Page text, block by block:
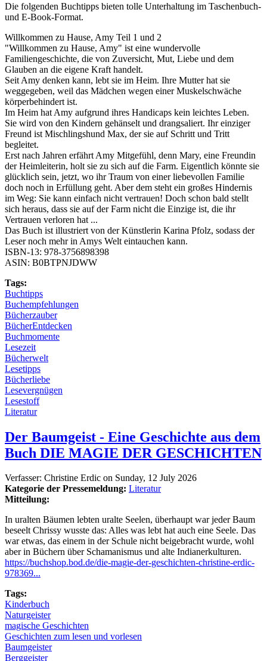
Die folgenden Buchtipps bieten tolle Unterhaltung im Taschenbuch-
und E-Book-Format.
Willkommen zu Hause, Amy Teil 1 und 2
"Willkommen zu Hause, Amy" ist eine wundervolle
Familiengeschichte, die von Zuversicht, Mut, Liebe und dem
Glauben an die eigene Kraft handelt.
Seit Amy denken kann, lebt sie im Heim. Ihre Mutter hat sie
weggegeben, weil das Mädchen wegen einer Muskelschwäche
körperbehindert ist.
Im Heim hat Amy aufgrund ihres Handicaps kein leichtes Leben.
Sie wird von den Kindern gehänselt und drangsaliert. Ihr einziger
Freund ist Mischlingshund Max, der sie auf Schritt und Tritt
begleitet.
Erst nach Jahren erfährt Amy Mitgefühl, denn Mary, eine Freundin
der Heimleiterin, holt sie zu sich auf die Farm. Eigentlich könnte sie
glücklich sein, jetzt, wo ihr Traum von einer liebevollen Familie
doch noch in Erfüllung geht. Aber dem steht ein großes Hindernis
im Weg: Sie kann einfach nicht vertrauen! Doch schon bald stellt
sich heraus, dass sie auf der Farm nicht die Einzige ist, die ihr
Vertrauen verloren hat ...
Das Buch ist illustriert von der Künstlerin Karina Pfolz, sodass der
Leser noch mehr in Amys Welt eintauchen kann.
ISBN-13: 978-3756898398
ASIN: B0BTPNJDWW
Tags:
Buchtipps
Buchempfehlungen
Bücherzauber
BücherEntdecken
Buchmomente
Lesezeit
Bücherwelt
Lesetipps
Bücherliebe
Lesevergnügen
Lesestoff
Literatur
Der Baumgeist - Eine Geschichte aus dem
Buch DIE MAGIE DER GESCHICHTEN
Verfasser: Christine Erdic on Sunday, 12 July 2026
Kategorie der Pressemeldung: Literatur
Mitteilung:
In uralten Bäumen lebten uralte Seelen, überhaupt war jeder Baum
beseelt Chrissy wusste das: Alles was lebt hat auch eine Seele. Das
war etwas, das einem in der Schule nicht beigebracht wurde, wohl
aber in Büchern über Schamanismus und alte Indianerkulturen.
https://buchshop.bod.de/die-magie-der-geschichten-christine-erdic-
978369...
Tags:
Kinderbuch
Naturgeister
magische Geschichten
Geschichten zum lesen und vorlesen
Baumgeister
Berggeister